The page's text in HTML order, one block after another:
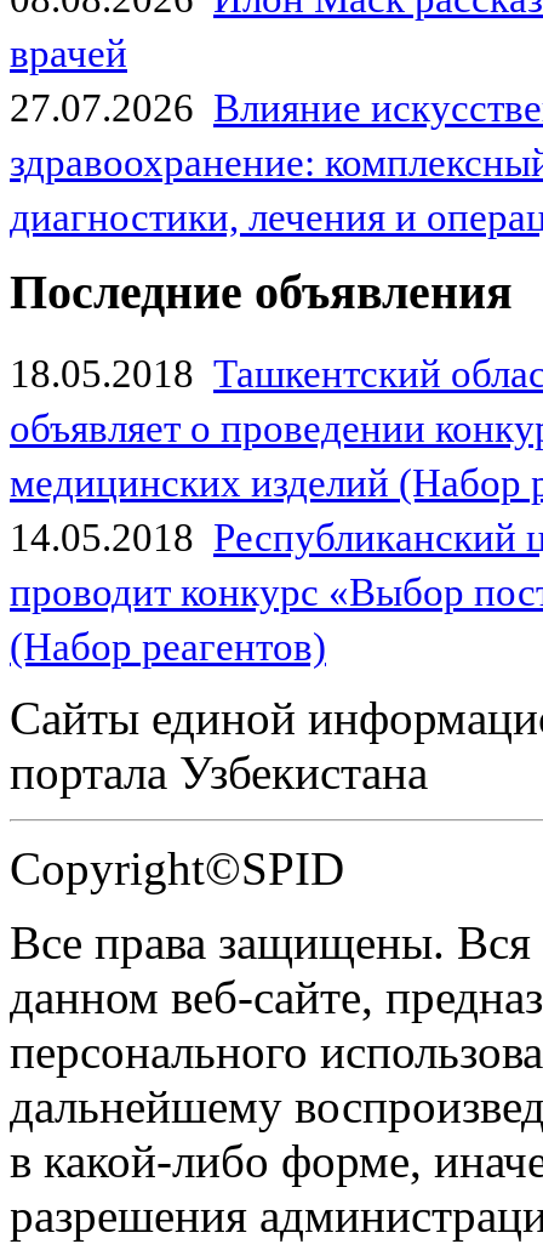
врачей
27.07.2026 Влияние
здравоохранение:
диагностики, лечения и
Последние объявления
18.05.2018 Ташкентский
объявляет о проведении
медицинских изделий (Набор
14.05.2018
проводит конкурс «Выбор
(Набор реагентов)
Сайты единой
портала Узбекистана
Copyright©SPID
Все права защищены.
данном веб-сайте,
персонального
дальнейшему
в какой-либо форме,
разрешения